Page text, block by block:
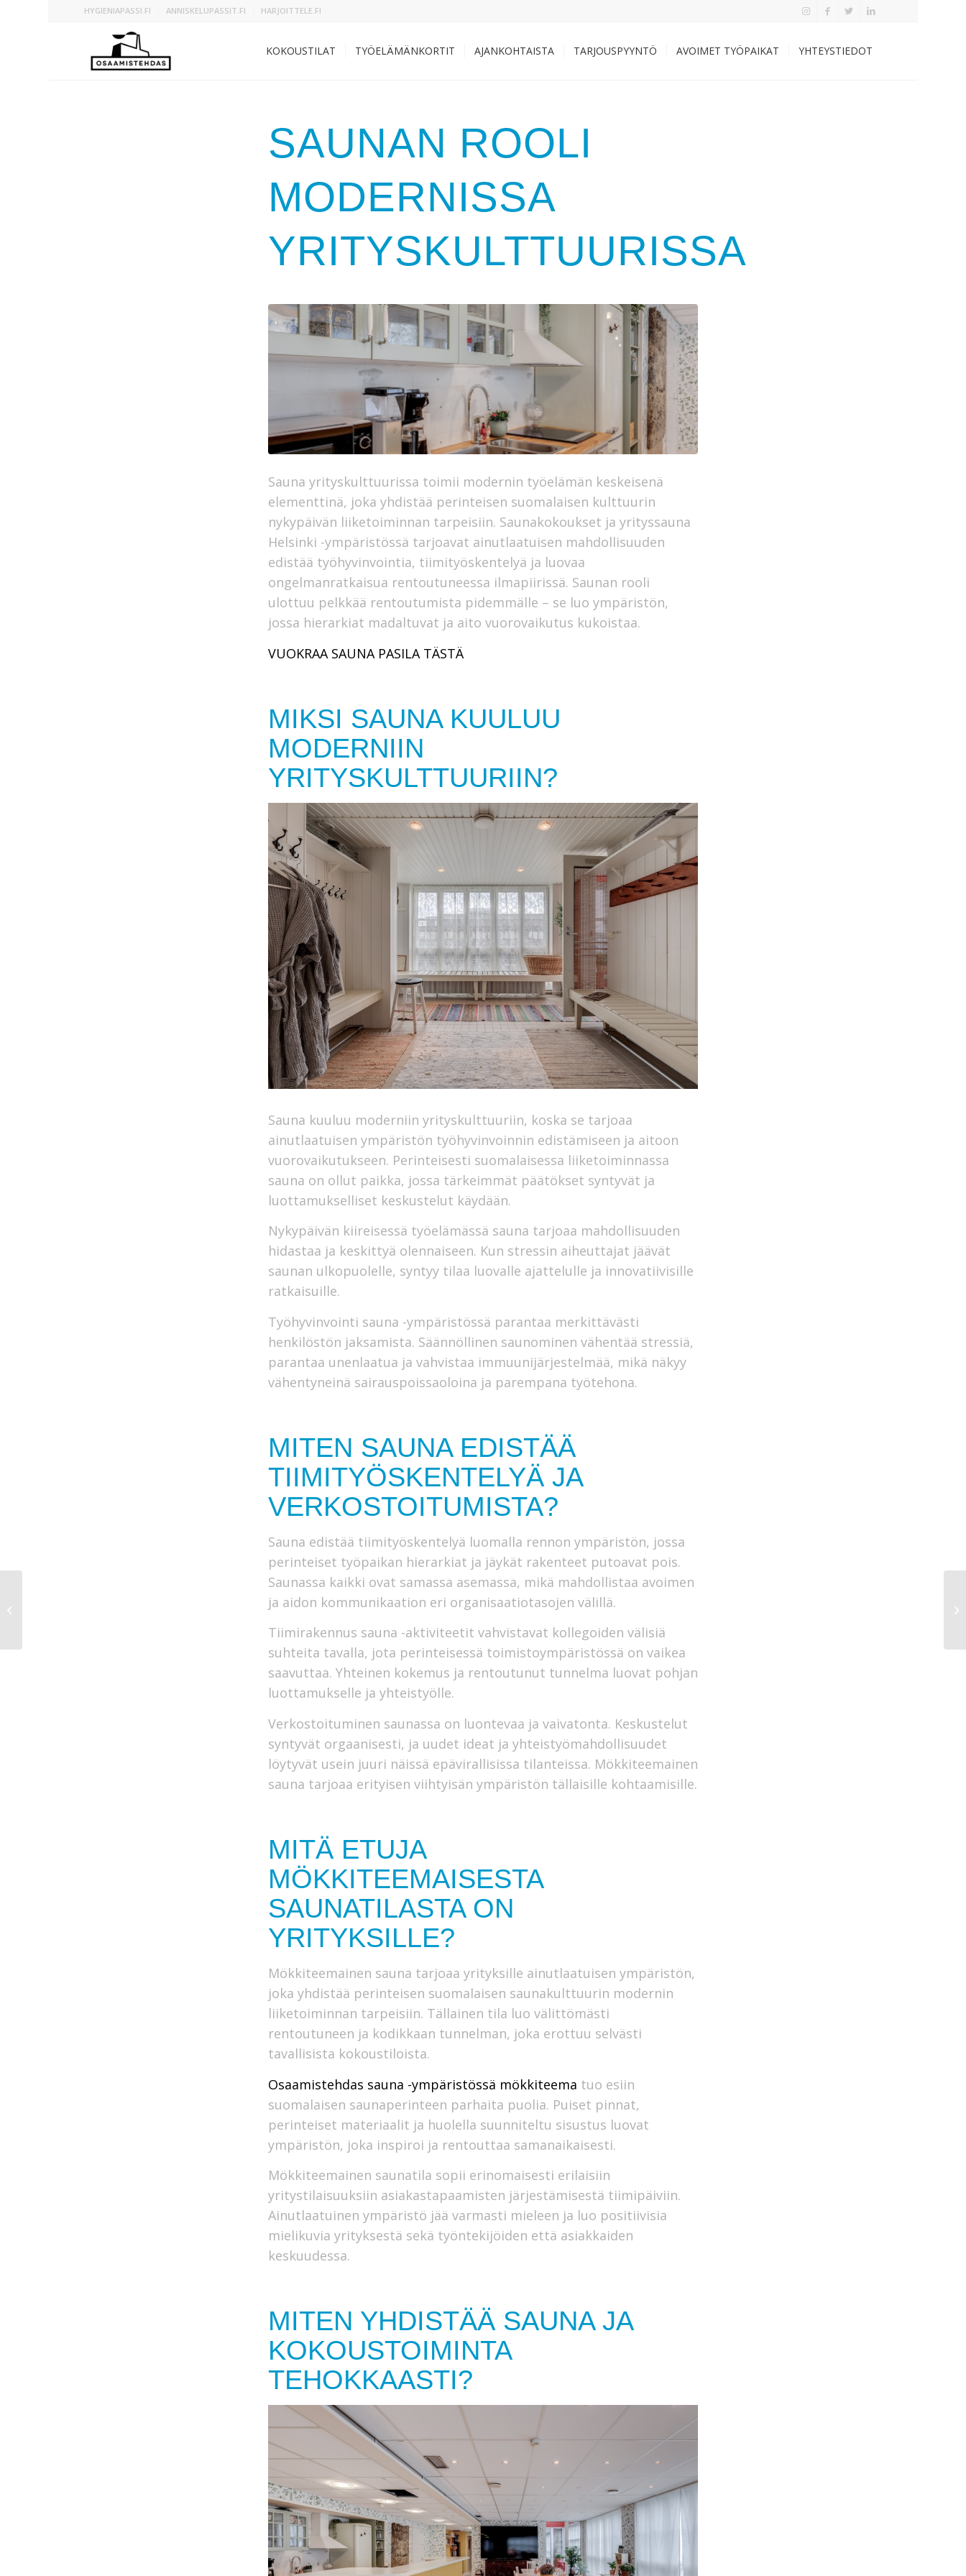
HYGIENIAPASSI.FI ANNISKELUPASSIT.FI HARJOITTELE.FI
KOKOUSTILAT TYÖELÄMÄNKORTIT AJANKOHTAISTA TARJOUSPYYNTÖ AVOIMET TYÖPAIKAT YHTEYSTIEDOT
SAUNAN ROOLI
MODERNISSA
YRITYSKULTTUURISSA
Sauna yrityskulttuurissa toimii modernin työelämän keskeisenä
elementtinä, joka yhdistää perinteisen suomalaisen kulttuurin
nykypäivän liiketoiminnan tarpeisiin. Saunakokoukset ja yrityssauna
Helsinki -ympäristössä tarjoavat ainutlaatuisen mahdollisuuden
edistää työhyvinvointia, tiimityöskentelyä ja luovaa
ongelmanratkaisua rentoutuneessa ilmapiirissä. Saunan rooli
ulottuu pelkkää rentoutumista pidemmälle – se luo ympäristön,
jossa hierarkiat madaltuvat ja aito vuorovaikutus kukoistaa.
VUOKRAA SAUNA PASILA TÄSTÄ
MIKSI SAUNA KUULUU
MODERNIIN
YRITYSKULTTUURIIN?
Sauna kuuluu moderniin yrityskulttuuriin, koska se tarjoaa
ainutlaatuisen ympäristön työhyvinvoinnin edistämiseen ja aitoon
vuorovaikutukseen. Perinteisesti suomalaisessa liiketoiminnassa
sauna on ollut paikka, jossa tärkeimmät päätökset syntyvät ja
luottamukselliset keskustelut käydään.
Nykypäivän kiireisessä työelämässä sauna tarjoaa mahdollisuuden
hidastaa ja keskittyä olennaiseen. Kun stressin aiheuttajat jäävät
saunan ulkopuolelle, syntyy tilaa luovalle ajattelulle ja innovatiivisille
ratkaisuille.
Työhyvinvointi sauna -ympäristössä parantaa merkittävästi
henkilöstön jaksamista. Säännöllinen saunominen vähentää stressiä,
parantaa unenlaatua ja vahvistaa immuunijärjestelmää, mikä näkyy
vähentyneinä sairauspoissaoloina ja parempana työtehona.
MITEN SAUNA EDISTÄÄ
TIIMITYÖSKENTELYÄ JA
VERKOSTOITUMISTA?
Sauna edistää tiimityöskentelyä luomalla rennon ympäristön, jossa
perinteiset työpaikan hierarkiat ja jäykät rakenteet putoavat pois.
Saunassa kaikki ovat samassa asemassa, mikä mahdollistaa avoimen
ja aidon kommunikaation eri organisaatiotasojen välillä.
Tiimirakennus sauna -aktiviteetit vahvistavat kollegoiden välisiä
suhteita tavalla, jota perinteisessä toimistoympäristössä on vaikea
saavuttaa. Yhteinen kokemus ja rentoutunut tunnelma luovat pohjan
luottamukselle ja yhteistyölle.
Verkostoituminen saunassa on luontevaa ja vaivatonta. Keskustelut
syntyvät orgaanisesti, ja uudet ideat ja yhteistyömahdollisuudet
löytyvät usein juuri näissä epävirallisissa tilanteissa. Mökkiteemainen
sauna tarjoaa erityisen viihtyisän ympäristön tällaisille kohtaamisille.
MITÄ ETUJA
MÖKKITEEMAISESTA
SAUNATILASTA ON
YRITYKSILLE?
Mökkiteemainen sauna tarjoaa yrityksille ainutlaatuisen ympäristön,
joka yhdistää perinteisen suomalaisen saunakulttuurin modernin
liiketoiminnan tarpeisiin. Tällainen tila luo välittömästi
rentoutuneen ja kodikkaan tunnelman, joka erottuu selvästi
tavallisista kokoustiloista.
Osaamistehdas sauna -ympäristössä mökkiteema tuo esiin
suomalaisen saunaperinteen parhaita puolia. Puiset pinnat,
perinteiset materiaalit ja huolella suunniteltu sisustus luovat
ympäristön, joka inspiroi ja rentouttaa samanaikaisesti.
Mökkiteemainen saunatila sopii erinomaisesti erilaisiin
yritystilaisuuksiin asiakastapaamisten järjestämisestä tiimipäiviin.
Ainutlaatuinen ympäristö jää varmasti mieleen ja luo positiivisia
mielikuvia yrityksestä sekä työntekijöiden että asiakkaiden
keskuudessa.
MITEN YHDISTÄÄ SAUNA JA
KOKOUSTOIMINTA
TEHOKKAASTI?